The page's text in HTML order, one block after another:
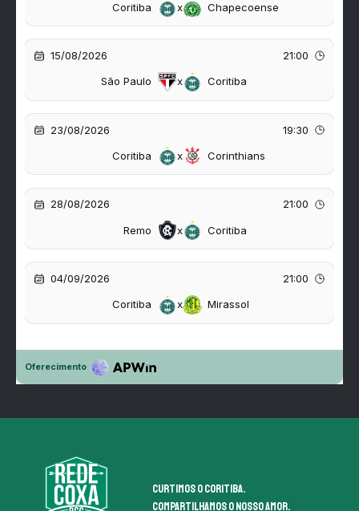
Curtimos o coritiba.
Compartilhamos o nosso amor.